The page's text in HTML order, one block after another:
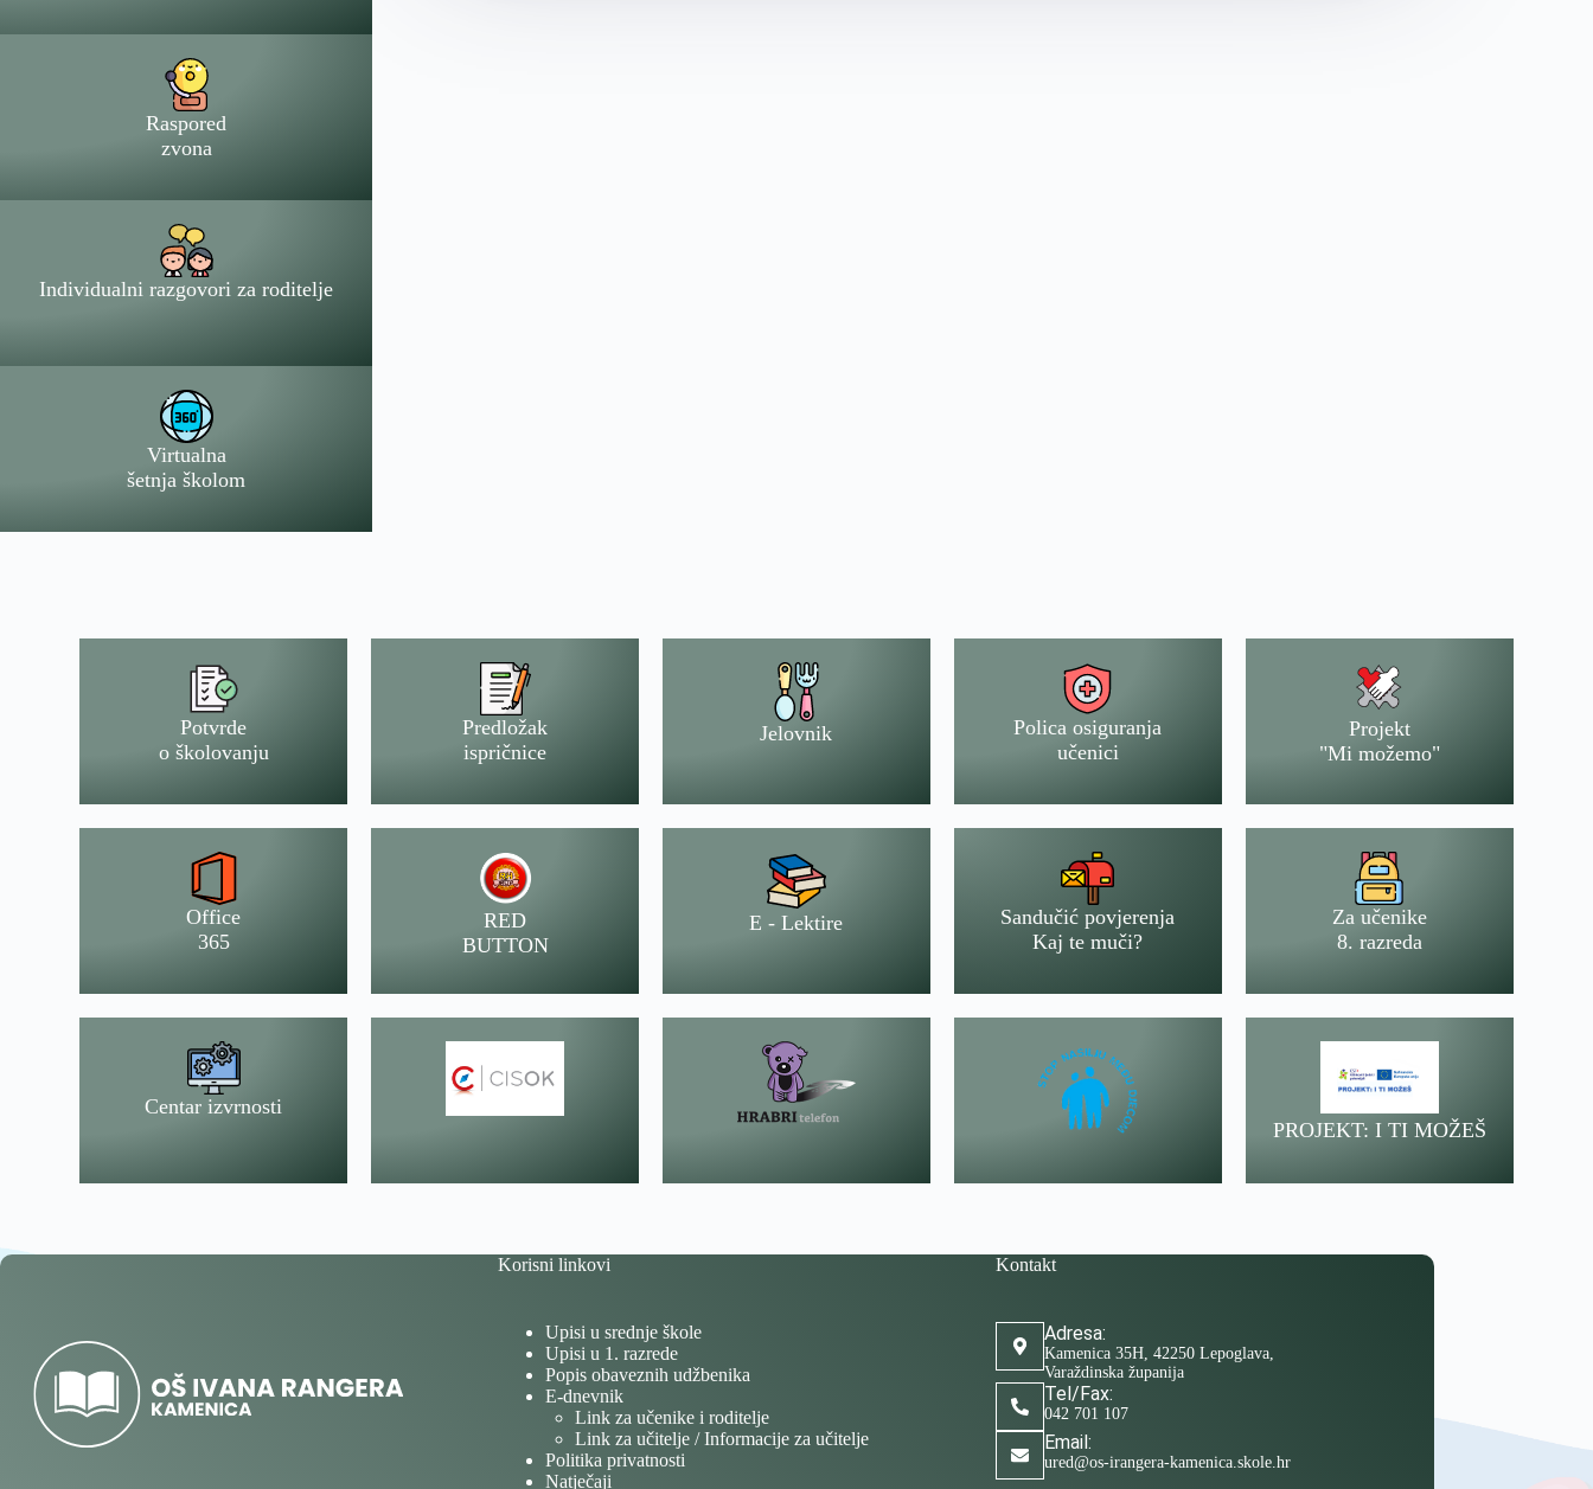
Raspored
zvona
Individualni razgovori za roditelje
Virtualna
šetnja školom
Potvrde
o školovanju
Predložak
ispričnice
Jelovnik
Polica osiguranja
učenici
Projekt
"Mi možemo"
Office
365
RED
BUTTON
E - Lektire
Sandučić povjerenja
Kaj te muči?
Za učenike
8. razreda
Centar izvrnosti
PROJEKT: I TI MOŽEŠ
Korisni linkovi
Upisi u srednje škole
Upisi u 1. razrede
Popis obaveznih udžbenika
E-dnevnik
Link za učenike i roditelje
Link za učitelje / Informacije za učitelje
Politika privatnosti
Natječaji
Kontakt
Adresa:
Kamenica 35H, 42250 Lepoglava,
Varaždinska županija
Tel/Fax:
042 701 107
Email:
ured@os-irangera-kamenica.skole.hr